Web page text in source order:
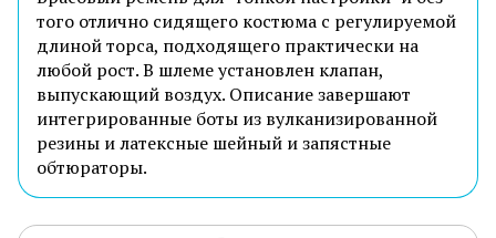
того отлично сидящего костюма с регулируемой
длиной торса, подходящего практически на
любой рост. В шлеме установлен клапан,
выпускающий воздух. Описание завершают
интегрированные боты из вулканизированной
резины и латексные шейный и запястные
обтюраторы.